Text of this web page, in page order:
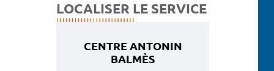
LOCALISER LE SERVICE
CENTRE ANTONIN
BALMÈS